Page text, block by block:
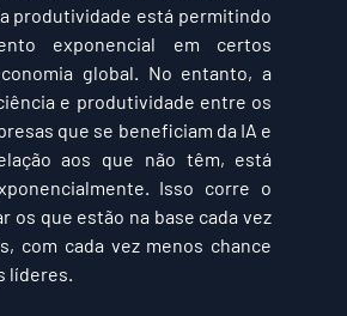
produtividade está permitindo
exponencial em certos
global. No entanto, a
e produtividade entre os
que se beneficiam da IA ​​e
aos que não têm, está
Isso corre o
os que estão na base cada vez
com cada vez menos chance
líderes.